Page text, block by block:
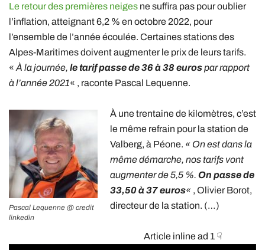
Le retour des premières neiges ne suffira pas pour oublier
l’inflation, atteignant 6,2 % en octobre 2022, pour
l’ensemble de l’année écoulée. Certaines stations des
Alpes-Maritimes doivent augmenter le prix de leurs tarifs.
« À la journée, le tarif passe de 36 à 38 eurospar rapport
à l’année 2021« , raconte Pascal Lequenne.
Pascal Lequenne @ credit
linkedin
À une trentaine de kilomètres, c’est
le même refrain pour la station de
Valberg, à Péone. « On est dans la
même démarche, nos tarifs vont
augmenter de 5,5 %. On passe de
33,50 à 37 euros« , Olivier Borot,
directeur de la station. (…)
Article inline ad 1 ☟